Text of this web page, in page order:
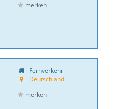
merken
Fernverkehr
Deutschland
merken